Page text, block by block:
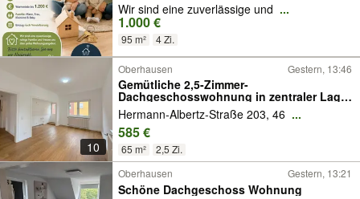
Wir sind eine zuverlässige und ...
1.000 €
95 m² 4 Zi.
10
Oberhausen Gestern, 13:46
Gemütliche 2,5-Zimmer-
Dachgeschosswohnung in zentraler Lage
von Oberhausen
Hermann-Albertz-Straße 203, 46 ...
585 €
65 m² 2,5 Zi.
Oberhausen Gestern, 13:21
Schöne Dachgeschoss Wohnung